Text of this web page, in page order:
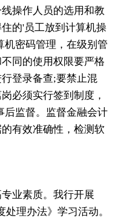
操作人员的选用和教
的'员工放到计算机操
机密码管理，在级别管
同的使用权限要严格
登录备查;要禁止混
必须实行签到制度，
后监督。监督金融会计
有效准确性，检测软
业素质。我行开展
处理办法》学习活动。